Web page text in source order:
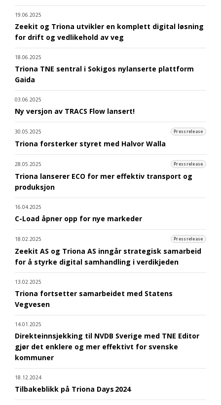
19.06.2025
Zeekit og Triona utvikler en komplett digital løsning
for drift og vedlikehold av veg
18.06.2025
Triona TNE sentral i Sokigos nylanserte plattform
Gaida
03.06.2025
Ny versjon av TRACS Flow lansert!
30.05.2025 Pressrelease
Triona forsterker styret med Halvor Walla
28.05.2025 Pressrelease
Triona lanserer ECO for mer effektiv transport og
produksjon
16.04.2025
C-Load åpner opp for nye markeder
18.02.2025 Pressrelease
Zeekit AS og Triona AS inngår strategisk samarbeid
for å styrke digital samhandling i verdikjeden
13.02.2025
Triona fortsetter samarbeidet med Statens
Vegvesen
14.01.2025
Direkteinnsjekking til NVDB Sverige med TNE Editor
gjør det enklere og mer effektivt for svenske
kommuner
18.12.2024
Tilbakeblikk på Triona Days 2024